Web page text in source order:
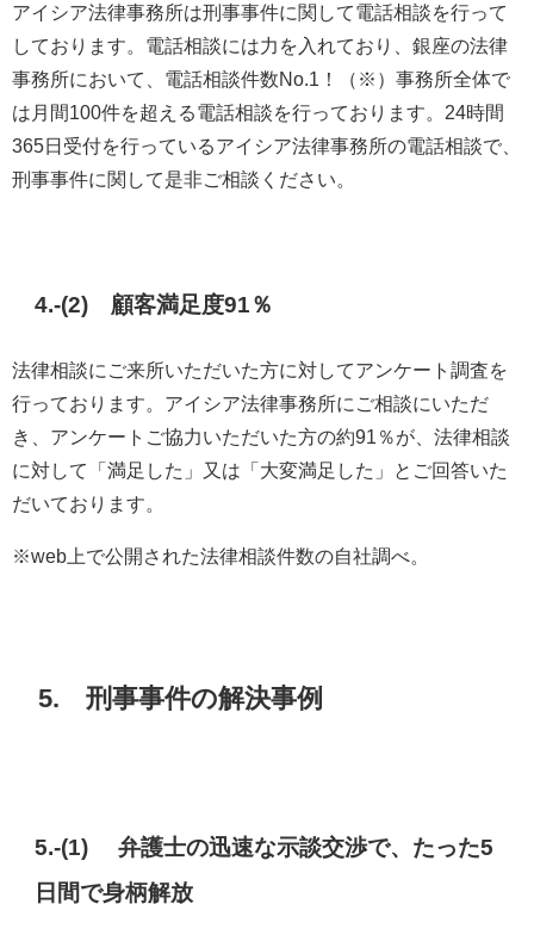
アイシア法律事務所は刑事事件に関して電話相談を行って
しております。電話相談には力を入れており、銀座の法律
事務所において、電話相談件数No.1！（※）事務所全体で
は月間100件を超える電話相談を行っております。24時間
365日受付を行っているアイシア法律事務所の電話相談で、
刑事事件に関して是非ご相談ください。
4.-(2) 顧客満足度91％
法律相談にご来所いただいた方に対してアンケート調査を
行っております。アイシア法律事務所にご相談にいただ
き、アンケートご協力いただいた方の約91％が、法律相談
に対して「満足した」又は「大変満足した」とご回答いた
だいております。
※web上で公開された法律相談件数の自社調べ。
5. 刑事事件の解決事例
5.-(1) 弁護士の迅速な示談交渉で、たった5
日間で身柄解放